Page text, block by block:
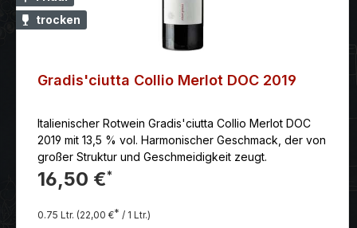
trocken
Gradis'ciutta Collio Merlot DOC 2019
Italienischer Rotwein Gradis'ciutta Collio Merlot DOC
2019 mit 13,5 % vol. Harmonischer Geschmack, der von
großer Struktur und Geschmeidigkeit zeugt.
16,50 €*
0.75 Ltr. (22,00 €* / 1 Ltr.)